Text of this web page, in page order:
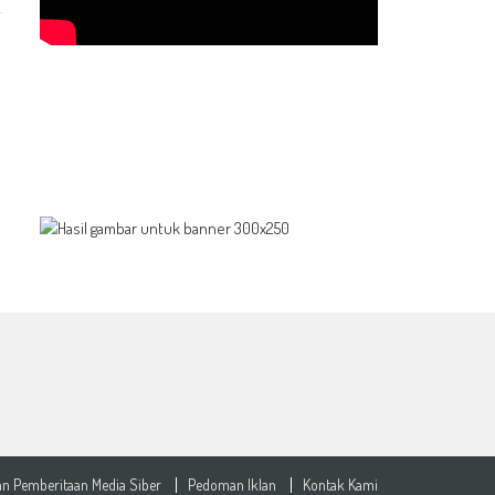
Pemberitaan Media Siber Pedoman Iklan Kontak Kami